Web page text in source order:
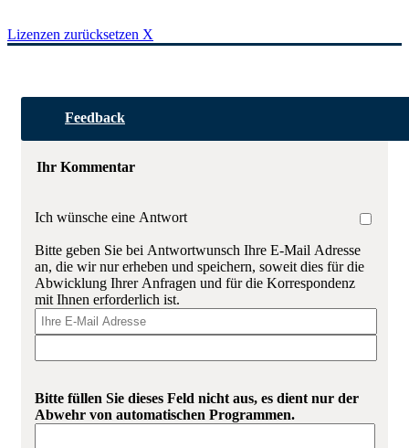
Lizenzen zurücksetzen X
Feedback
Ihr Kommentar
Ich wünsche eine Antwort
Bitte geben Sie bei Antwortwunsch Ihre E-Mail Adresse
an, die wir nur erheben und speichern, soweit dies für die
Abwicklung Ihrer Anfragen und für die Korrespondenz
mit Ihnen erforderlich ist.
Bitte füllen Sie dieses Feld nicht aus, es dient nur der
Abwehr von automatischen Programmen.